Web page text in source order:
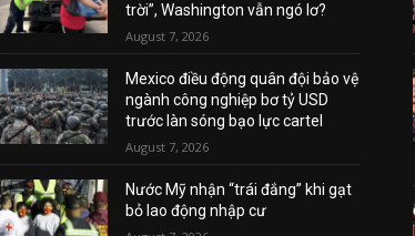
trời”, Washington vẫn ngó lơ?
August 7, 2026
Mexico điều động quân đội bảo vệ
ngành công nghiệp bơ tỷ USD
trước làn sóng bạo lực cartel
August 7, 2026
Nước Mỹ nhận “trái đắng” khi gạt
bỏ lao động nhập cư